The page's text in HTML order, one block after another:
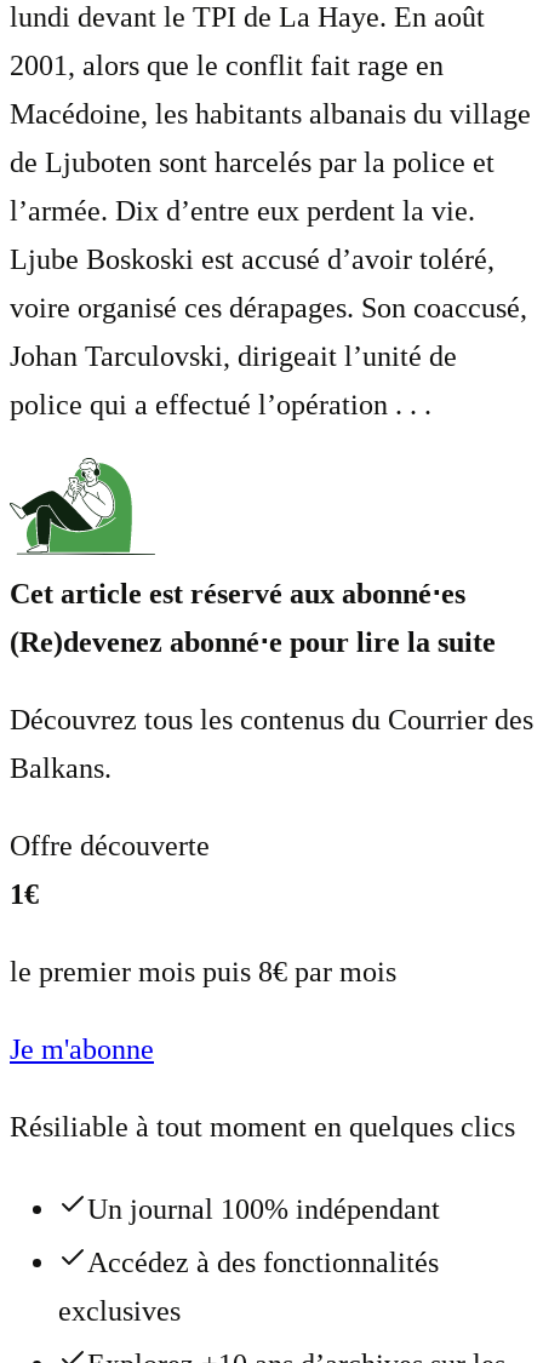
lundi devant le TPI de La Haye. En août
2001, alors que le conflit fait rage en
Macédoine, les habitants albanais du village
de Ljuboten sont harcelés par la police et
l’armée. Dix d’entre eux perdent la vie.
Ljube Boskoski est accusé d’avoir toléré,
voire organisé ces dérapages. Son coaccusé,
Johan Tarculovski, dirigeait l’unité de
police qui a effectué l’opération . . .
Cet article est réservé aux abonné⋅es
(Re)devenez abonné⋅e pour lire la suite
Découvrez tous les contenus du Courrier des
Balkans.
Offre découverte
1€
le premier mois puis 8€ par mois
Je m'abonne
Résiliable à tout moment en quelques clics
Un journal 100% indépendant
Accédez à des fonctionnalités
exclusives